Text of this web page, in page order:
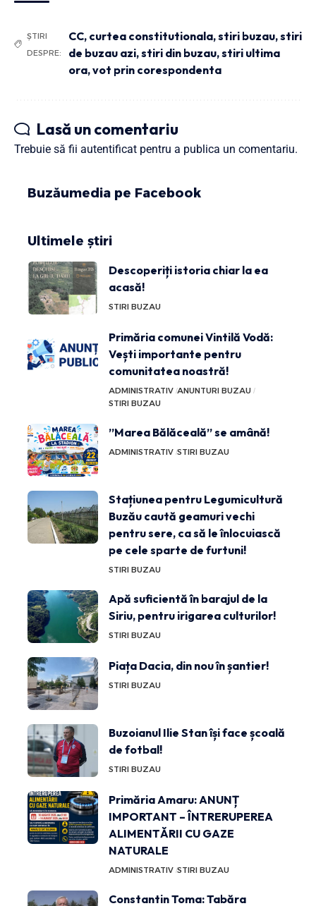
ȘTIRI
DESPRE:
CC, curtea constitutionala,stiri buzau,stiri
de buzau azi,stiri din buzau,stiri ultima
ora,vot prin corespondenta
Lasă un comentariu
Trebuie să fii autentificat pentru a publica un comentariu.
Buzăumedia pe Facebook
Ultimele știri
Descoperiți istoria chiar la ea
acasă!
STIRI BUZAU
Primăria comunei Vintilă Vodă:
Vești importante pentru
comunitatea noastră!
ADMINISTRATIV ANUNTURI BUZAU
STIRI BUZAU
”Marea Bălăceală” se amână!
ADMINISTRATIV STIRI BUZAU
Stațiunea pentru Legumicultură
Buzău caută geamuri vechi
pentru sere, ca să le înlocuiască
pe cele sparte de furtuni!
STIRI BUZAU
Apă suficientă în barajul de la
Siriu, pentru irigarea culturilor!
STIRI BUZAU
Piața Dacia, din nou în șantier!
STIRI BUZAU
Buzoianul Ilie Stan își face școală
de fotbal!
STIRI BUZAU
Primăria Amaru: ANUNȚ
IMPORTANT – ÎNTRERUPEREA
ALIMENTĂRII CU GAZE
NATURALE
ADMINISTRATIV STIRI BUZAU
Constantin Toma: Tabăra